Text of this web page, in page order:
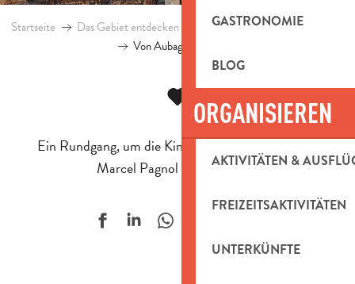
GASTRONOMIE
BLOG
ORGANISIEREN
AKTIVITÄTEN &
FREIZEITSAKTIVITÄTEN
UNTERKÜNFTE
Startseite Das Gebiet entdecken Kultur und Erbe
Marcel
Von Aubagne nach La Treille
Ein Rundgang, um die Kindheit und das Leben von
Marcel Pagnol zu entdecken.